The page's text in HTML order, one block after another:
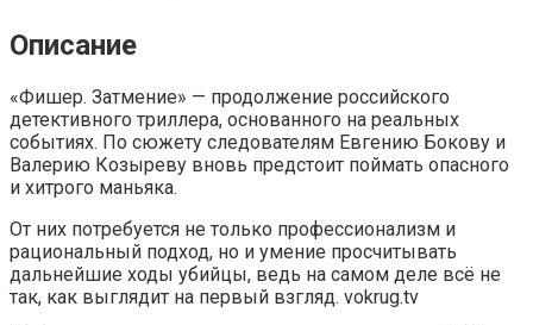
Описание
«Фишер. Затмение» — продолжение российского
детективного триллера, основанного на реальных
событиях. По сюжету следователям Евгению Бокову и
Валерию Козыреву вновь предстоит поймать опасного
и хитрого маньяка.
От них потребуется не только профессионализм и
рациональный подход, но и умение просчитывать
дальнейшие ходы убийцы, ведь на самом деле всё не
так, как выглядит на первый взгляд. vokrug.tv